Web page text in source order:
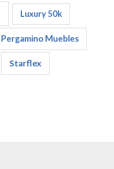
Luxury 50k
Pergamino Muebles
Starflex